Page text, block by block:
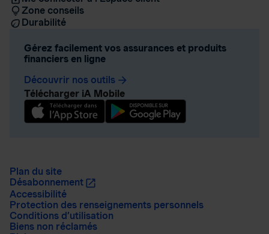
Zone conseils
Durabilité
Gérez facilement vos assurances et produits
financiers en ligne
Découvrir nos outils arrow_forward
Télécharger iA Mobile
Plan du site
Désabonnement
Accessibilité
Protection des renseignements personnels
Conditions d’utilisation
Biens non réclamés